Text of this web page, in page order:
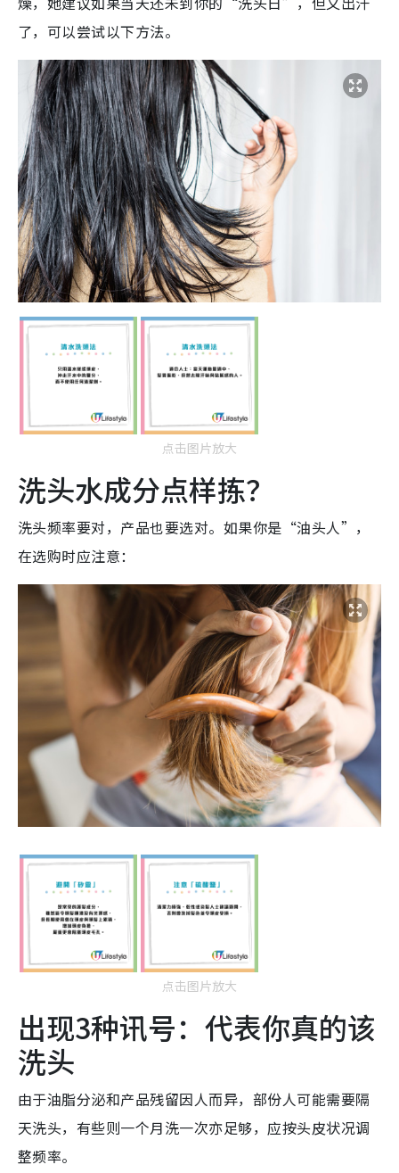
了，可以尝试以下方法。
点击图片放大
洗头水成分点样拣？
洗头频率要对，产品也要选对。如果你是“油头人”，
在选购时应注意：
点击图片放大
出现3种讯号：代表你真的该
洗头
由于油脂分泌和产品残留因人而异，部份人可能需要隔
天洗头，有些则一个月洗一次亦足够，应按头皮状况调
整频率。